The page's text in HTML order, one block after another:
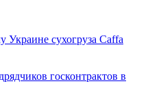
сухогруза Caffa
госконтрактов в